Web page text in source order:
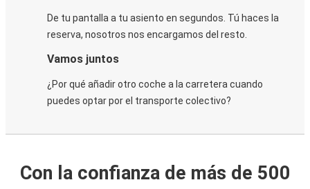
De tu pantalla a tu asiento en segundos. Tú haces la
reserva, nosotros nos encargamos del resto.
Vamos juntos
¿Por qué añadir otro coche a la carretera cuando
puedes optar por el transporte colectivo?
Con la confianza de más de 500